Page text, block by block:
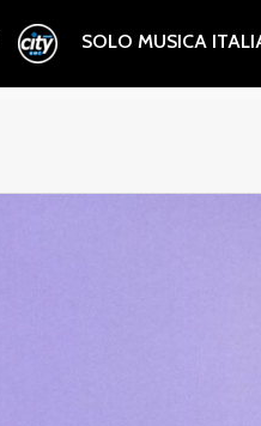
SOLO MUSICA